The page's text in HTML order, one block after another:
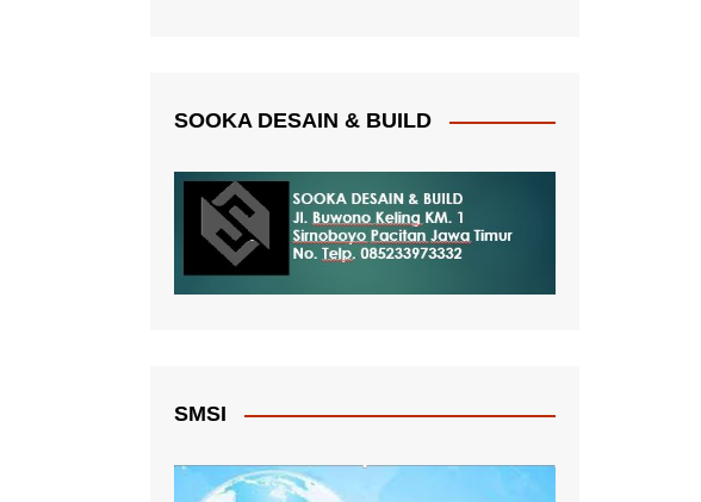
SOOKA DESAIN & BUILD
SMSI